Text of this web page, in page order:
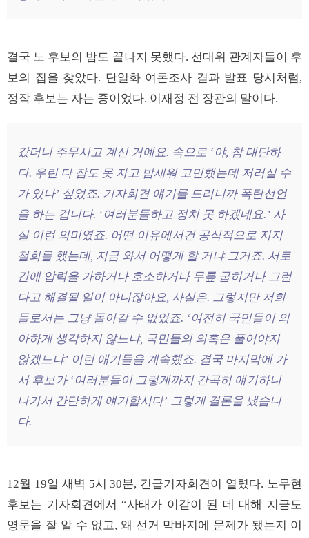
결국 노 후보의 밤도 끝나지 못했다. 선대위 관계자들이 후
보의 집을 찾았다. 단일화 여론조사 결과 발표 당시처럼,
정작 후보는 자는 중이었다. 이재정 전 장관의 말이다.
갔더니 주무시고 계신 거예요. 속으로 ‘야, 참 대단하
다. 우린 다 잠도 못 자고 밤새워 고민했는데 저러실 수
가 있나’ 싶었죠. 기자회견 얘기를 드리니까 폭탄선언
을 하는 겁니다. ‘여러분들하고 정치 못 하겠네요.’ 사
실 이런 의미였죠. 어떤 이유에서건 공식적으로 지지
철회를 했는데, 지금 와서 어떻게 할 거냐 그거죠. 서로
간에 압력을 가하거나 호소하거나 무릎 굽히거나 그런
다고 해결될 일이 아니잖아요, 사실은. 그렇지만 저희
들로서는 그냥 돌아갈 수 없었죠. ‘여전히 국민들이 의
아하게 생각하지 않느냐, 국민들의 의혹은 풀어야지
않겠느냐’ 이런 애기들을 계속했죠. 결국 마지막에 가
서 후보가 ‘여러분들이 그렇게까지 간곡히 얘기하니
나가서 간단하게 얘기합시다’ 그렇게 결론을 냈습니
다.
12월 19일 새벽 5시 30분, 긴급기자회견이 열렸다. 노무현
후보는 기자회견에서 “사태가 이같이 된 데 대해 지금도
영문을 잘 알 수 없고, 왜 선거 막바지에 문제가 됐는지 이